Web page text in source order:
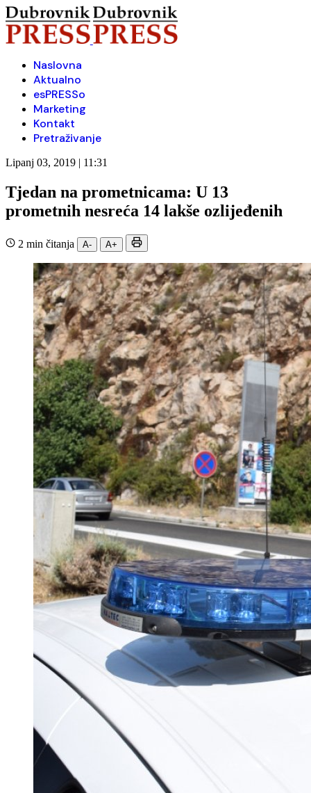
Naslovna
Aktualno
esPRESSo
Marketing
Kontakt
Pretraživanje
Lipanj 03, 2019 | 11:31
Tjedan na prometnicama: U 13
prometnih nesreća 14 lakše ozlijeđenih
2 min čitanja A- A+